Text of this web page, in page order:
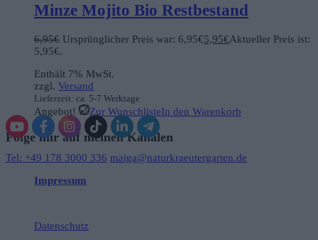
Minze Mojito Bio Restbestand
6,95€ Ursprünglicher Preis war: 6,95€5,95€Aktueller Preis ist:
5,95€.
Enthält 7% MwSt.
zzgl. Versand
Lieferzeit: ca. 5-7 Werktage
Angebot! Zur WunschlisteIn den Warenkorb
Folge mir auf meinen Kanälen
Tel: +49 178 3000 336 maiga@naturkraeutergarten.de
Impressum
Datenschutz